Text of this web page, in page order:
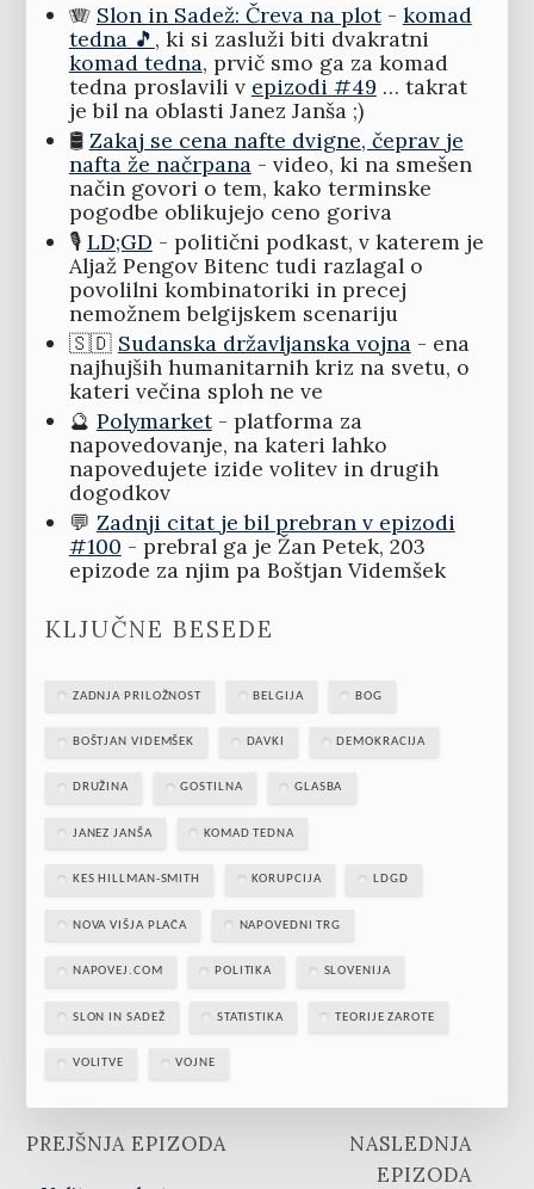
🪗 Slon in Sadež: Čreva na plot- komad
tedna 🎵 , ki si zasluži biti dvakratni
komad tedna, prvič smo ga za komad
tedna proslavili v epizodi #49 … takrat
je bil na oblasti Janez Janša ;)
🛢️ Zakaj se cena nafte dvigne, čeprav je
nafta že načrpana- video, ki na smešen
način govori o tem, kako terminske
pogodbe oblikujejo ceno goriva
🎙️ LD;GD - politični podkast, v katerem je
Aljaž Pengov Bitenc tudi razlagal o
povolilni kombinatoriki in precej
nemožnem belgijskem scenariju
🇸🇩 Sudanska državljanska vojna- ena
najhujših humanitarnih kriz na svetu, o
kateri večina sploh ne ve
🔮 Polymarket- platforma za
napovedovanje, na kateri lahko
napovedujete izide volitev in drugih
dogodkov
💬 Zadnji citat je bil prebran v epizodi
#100 - prebral ga je Žan Petek, 203
epizode za njim pa Boštjan Videmšek
KLJUČNE BESEDE
ZADNJA PRILOŽNOST BELGIJA BOG
BOŠTJAN VIDEMŠEK DAVKI DEMOKRACIJA
DRUŽINA GOSTILNA GLASBA
JANEZ JANŠA KOMAD TEDNA
KES HILLMAN-SMITH KORUPCIJA LDGD
NOVA VIŠJA PLAČA NAPOVEDNI TRG
NAPOVEJ.COM POLITIKA SLOVENIJA
SLON IN SADEŽ STATISTIKA TEORIJE ZAROTE
VOLITVE VOJNE
PREJŠNJA EPIZODA
NASLEDNJA
EPIZODA